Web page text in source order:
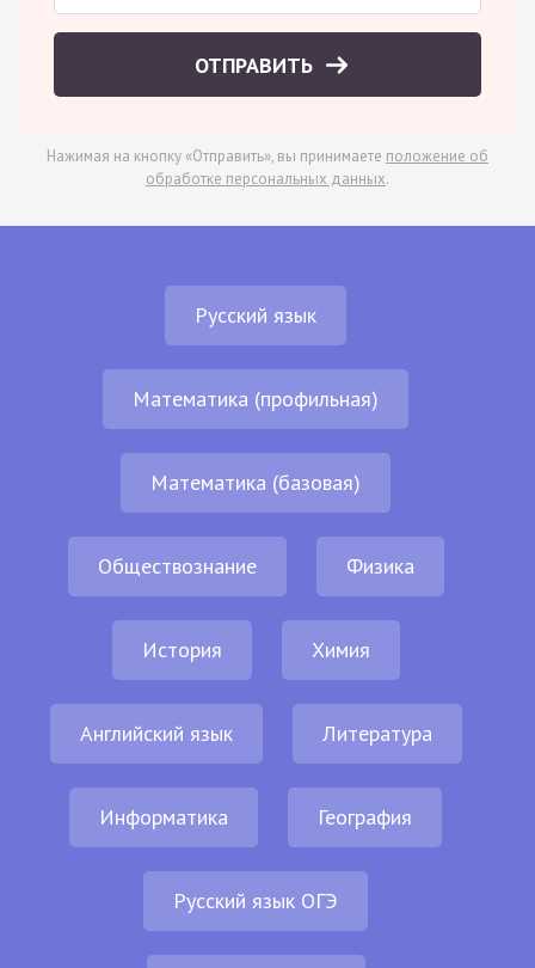
ОТПРАВИТЬ
Нажимая на кнопку «Отправить», вы принимаете положение об
обработке персональных данных.
Русский язык
Математика (профильная)
Математика (базовая)
Обществознание Физика
История Химия
Английский язык Литература
Информатика География
Русский язык ОГЭ